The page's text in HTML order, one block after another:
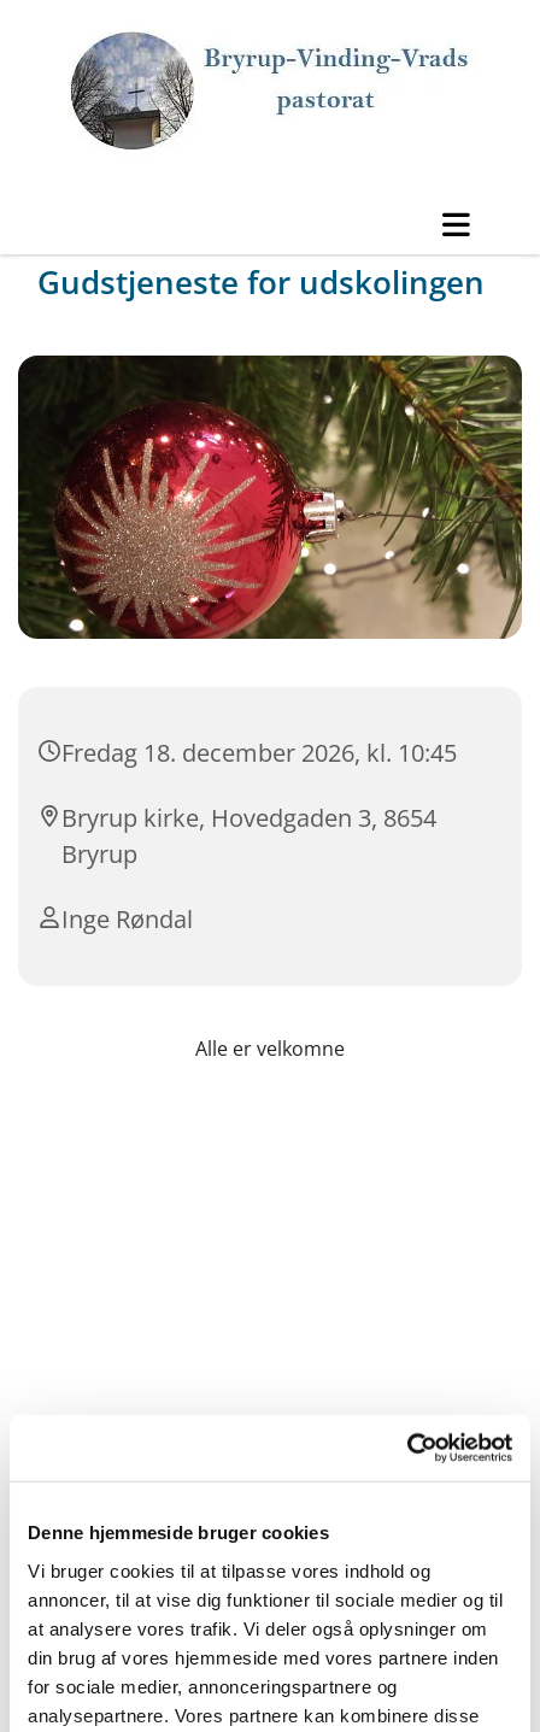
Denne hjemmeside bruger cookies
Vi bruger cookies til at tilpasse vores indhold og
annoncer, til at vise dig funktioner til sociale medier og til
at analysere vores trafik. Vi deler også oplysninger om
din brug af vores hjemmeside med vores partnere inden
for sociale medier, annonceringspartnere og
analysepartnere. Vores partnere kan kombinere disse
Gudstjeneste for udskolingen
Fredag 18. december 2026, kl. 10:45
Bryrup kirke, Hovedgaden 3, 8654
Bryrup
Inge Røndal
Alle er velkomne
Du vil måske også kunne
lide...